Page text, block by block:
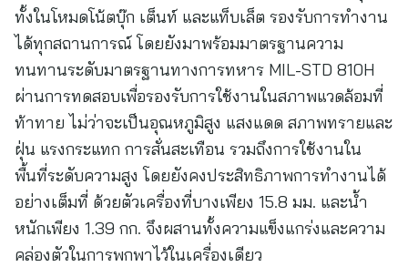
ทั้งในโหมดโน้ตบุ๊ก เต็นท์ และแท็บเล็ต รองรับการทำงาน
ได้ทุกสถานการณ์ โดยยังมาพร้อมมาตรฐานความ
ทนทานระดับมาตรฐานทางการทหาร MIL-STD 810H
ผ่านการทดสอบเพื่อรองรับการใช้งานในสภาพแวดล้อมที่
ท้าทาย ไม่ว่าจะเป็นอุณหภูมิสูง แสงแดด สภาพทรายและ
ฝุ่น แรงกระแทก การสั่นสะเทือน รวมถึงการใช้งานใน
พื้นที่ระดับความสูง โดยยังคงประสิทธิภาพการทำงานได้
อย่างเต็มที่ ด้วยตัวเครื่องที่บางเพียง 15.8 มม. และน้ำ
หนักเพียง 1.39 กก. จึงผสานทั้งความแข็งแกร่งและความ
คล่องตัวในการพกพาไว้ในเครื่องเดียว